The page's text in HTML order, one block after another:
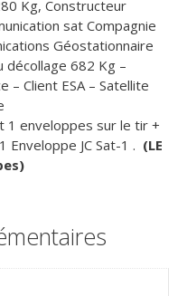
Kg, Constructeur
sat Compagnie
Géostationnaire
décollage 682 Kg –
– Client ESA – Satellite
1 enveloppes sur le tir +
JC Sat-1 . (LE